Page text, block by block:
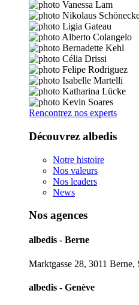
Rencontrez nos experts
Découvrez albedis
Notre histoire
Nos valeurs
Nos leaders
News
Nos agences
albedis - Berne
Marktgasse 28, 3011 Berne,
albedis - Genève